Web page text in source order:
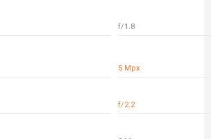
f/1.8
5 Mpx
f/2.2